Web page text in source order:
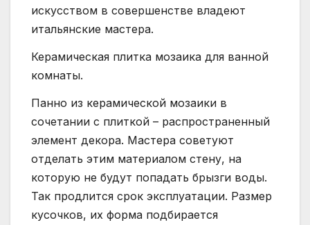
искусством в совершенстве владеют
итальянские мастера.
Керамическая плитка мозаика для ванной
комнаты.
Панно из керамической мозаики в
сочетании с плиткой – распространенный
элемент декора. Мастера советуют
отделать этим материалом стену, на
которую не будут попадать брызги воды.
Так продлится срок эксплуатации. Размер
кусочков, их форма подбирается